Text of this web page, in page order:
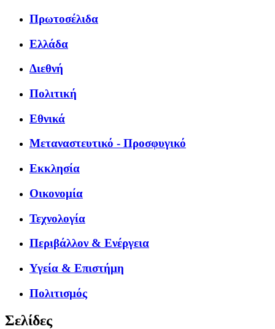
Πρωτοσέλιδα
Ελλάδα
Διεθνή
Πολιτική
Εθνικά
Μεταναστευτικό - Προσφυγικό
Εκκλησία
Οικονομία
Τεχνολογία
Περιβάλλον & Ενέργεια
Υγεία & Επιστήμη
Πολιτισμός
Σελίδες